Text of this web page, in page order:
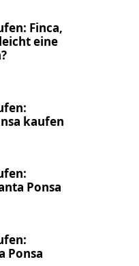
zudem von einer
eingerahmt und
luxuriösesten
bieten hat.
Süden, sondern
sondern wo es Zeit
Wenn Sie sich in
dann sollten Sie
Finca,
eine
kaufen
Ponsa
Ponsa